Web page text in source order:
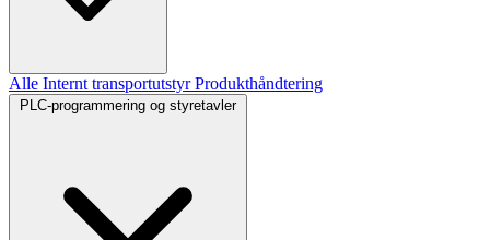
Alle Internt transportutstyrProdukthåndtering
PLC-programmering og styretavler